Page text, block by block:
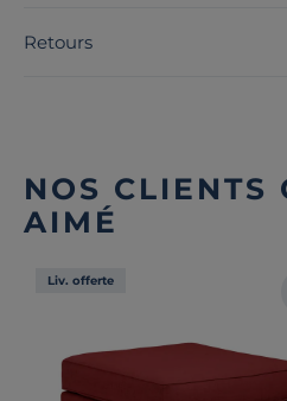
Retours
NOS CLIENTS
AIMÉ
Liv. offerte